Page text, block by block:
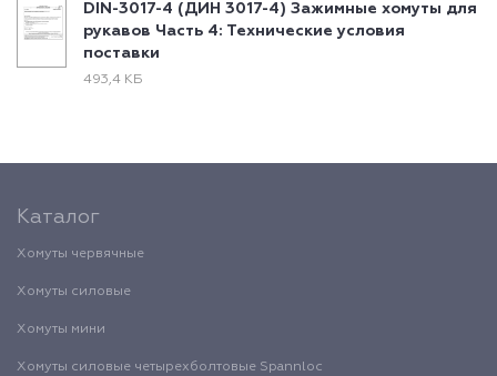
DIN-3017-4 (ДИН 3017-4) Зажимные хомуты для
рукавов Часть 4: Технические условия
поставки
493,4 КБ
Каталог
Хомуты червячные
Хомуты силовые
Хомуты мини
Хомуты силовые четырехболтовые Spannloc